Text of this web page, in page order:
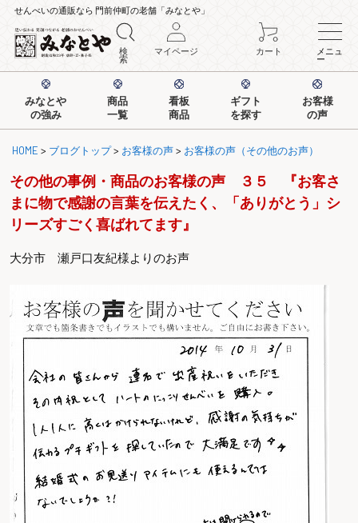
せんべいの通販なら 門前仲町の老舗「みなとや」
検
索
マイページ カート メニュ
ー
みなとや
の強み
商品
一覧
看板
商品
ギフト
を探す
お客様
の声
HOME > ブログトップ> お客様の声> お客様の声（その他のお声）
その他の事例・商品のお客様の声 ３５ 『お客さ
まに物で感謝の言葉を伝えたく、「ありがとう」シ
リーズすごく喜ばれてます』
大分市 瀬戸口友紀様よりのお声